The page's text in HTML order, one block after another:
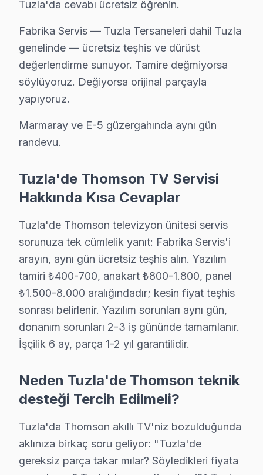
Thomson Uzman Teknisyen Ekibi — Tuzla
Emre K. — Thomson Servis Uzmanı
15 yıllık Thomson TV tamir deneyimi. Tuzla ve çevre
· Thomson fabrika servis sertifikası
· Orijinal ve OEM yedek parça tedarikçisi
· 2010'dan günümüze tüm Thomson modelleri
Tuzla Servis İstatistikleri
· Müşteri memnuniyeti
%96
· Ortalama tamir süresi:2–3 iş günü
· Tüm işlemler
Bu sayfayla ilgili hizmet sayfaları:
Tuzla'da cevabı ücretsiz öğrenin.
Fabrika Servis — Tuzla Tersaneleri dahil Tuzla
genelinde — ücretsiz teşhis ve dürüst
değerlendirme sunuyor. Tamire değmiyorsa
söylüyoruz. Değiyorsa orijinal parçayla
yapıyoruz.
Marmaray ve E-5 güzergahında aynı gün
randevu.
Tuzla'de Thomson TV Servisi
Hakkında Kısa Cevaplar
Tuzla'de Thomson televizyon ünitesi servis
sorunuza tek cümlelik yanıt: Fabrika Servis'i
arayın, aynı gün ücretsiz teşhis alın. Yazılım
tamiri ₺400-700, anakart ₺800-1.800, panel
₺1.500-8.000 aralığındadır; kesin fiyat teşhis
sonrası belirlenir. Yazılım sorunları aynı gün,
donanım sorunları 2-3 iş gününde tamamlanır.
İşçilik 6 ay, parça 1-2 yıl garantilidir.
Neden Tuzla'de Thomson teknik
desteği Tercih Edilmeli?
Tuzla'da Thomson akıllı TV'niz bozulduğunda
aklınıza birkaç soru geliyor: "Tuzla'de
gereksiz parça takar mılar? Söyledikleri fiyata